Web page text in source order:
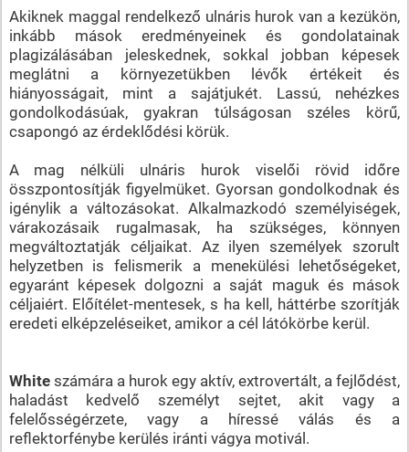
Akiknek maggal rendelkező ulnáris hurok van a kezükön,
inkább mások eredményeinek és gondolatainak
plagizálásában jeleskednek, sokkal jobban képesek
meglátni a környezetükben lévők értékeit és
hiányosságait, mint a sajátjukét. Lassú, nehézkes
gondolkodásúak, gyakran túlságosan széles körű,
csapongó az érdeklődési körük.
A mag nélküli ulnáris hurok viselői rövid időre
összpontosítják figyelmüket. Gyorsan gondolkodnak és
igénylik a változásokat. Alkalmazkodó személyiségek,
várakozásaik rugalmasak, ha szükséges, könnyen
megváltoztatják céljaikat. Az ilyen személyek szorult
helyzetben is felismerik a menekülési lehetőségeket,
egyaránt képesek dolgozni a saját maguk és mások
céljaiért. Előítélet-mentesek, s ha kell, háttérbe szorítják
eredeti elképzeléseiket, amikor a cél látókörbe kerül.
Whiteszámára a hurok egy aktív, extrovertált, a fejlődést,
haladást kedvelő személyt sejtet, akit vagy a
felelősségérzete, vagy a híressé válás és a
reflektorfénybe kerülés iránti vágya motivál.